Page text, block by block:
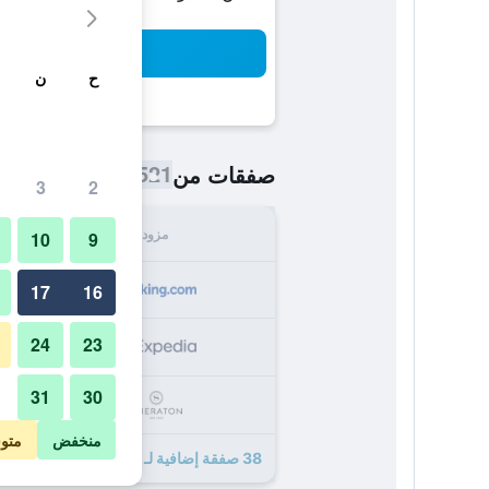
صفقات من521 ﷼
مزود
38 صفقة إضافية لـ شيراتون بوخارست هوتل
ح ن
2
3
9
10
16
17
23
24
30
31
منخفض